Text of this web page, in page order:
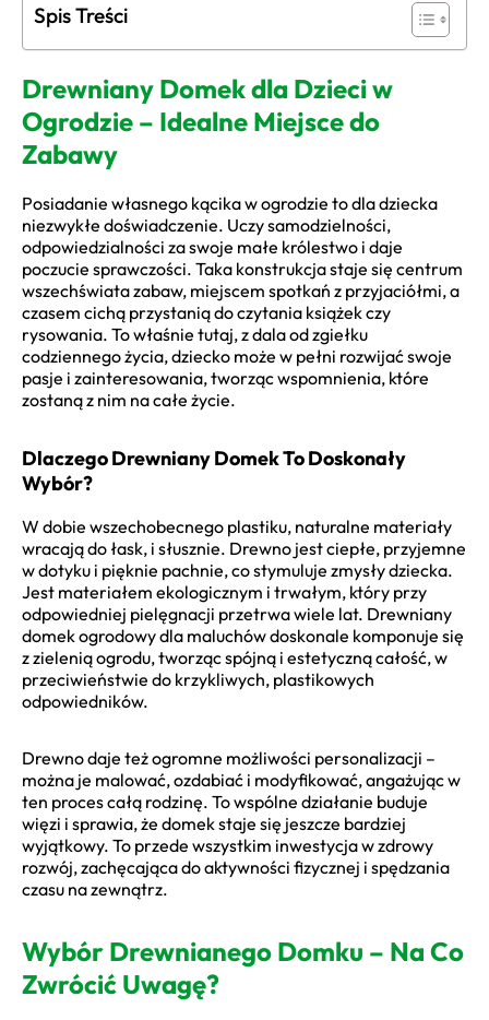
Spis Treści
Drewniany Domek dla Dzieci w
Ogrodzie – Idealne Miejsce do
Zabawy
Posiadanie własnego kącika w ogrodzie to dla dziecka
niezwykłe doświadczenie. Uczy samodzielności,
odpowiedzialności za swoje małe królestwo i daje
poczucie sprawczości. Taka konstrukcja staje się centrum
wszechświata zabaw, miejscem spotkań z przyjaciółmi, a
czasem cichą przystanią do czytania książek czy
rysowania. To właśnie tutaj, z dala od zgiełku
codziennego życia, dziecko może w pełni rozwijać swoje
pasje i zainteresowania, tworząc wspomnienia, które
zostaną z nim na całe życie.
Dlaczego Drewniany Domek To Doskonały
Wybór?
W dobie wszechobecnego plastiku, naturalne materiały
wracają do łask, i słusznie. Drewno jest ciepłe, przyjemne
w dotyku i pięknie pachnie, co stymuluje zmysły dziecka.
Jest materiałem ekologicznym i trwałym, który przy
odpowiedniej pielęgnacji przetrwa wiele lat. Drewniany
domek ogrodowy dla maluchów doskonale komponuje się
z zielenią ogrodu, tworząc spójną i estetyczną całość, w
przeciwieństwie do krzykliwych, plastikowych
odpowiedników.
Drewno daje też ogromne możliwości personalizacji –
można je malować, ozdabiać i modyfikować, angażując w
ten proces całą rodzinę. To wspólne działanie buduje
więzi i sprawia, że domek staje się jeszcze bardziej
wyjątkowy. To przede wszystkim inwestycja w zdrowy
rozwój, zachęcająca do aktywności fizycznej i spędzania
czasu na zewnątrz.
Wybór Drewnianego Domku – Na Co
Zwrócić Uwagę?